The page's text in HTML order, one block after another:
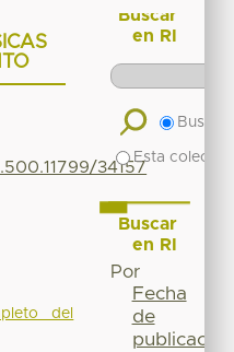
34157
del
Buscar
en RI
Buscar
Esta
Buscar
en RI
Por
Fecha
de
publicación